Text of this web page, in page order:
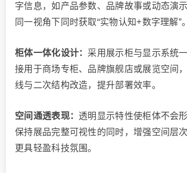
字信息，如产品参数、品牌故事或动态演
同一视角下同时获取“实物认知+数字理解”。
柜体一体化设计： 采用展示柜与显示系统
接用于商场专柜、品牌旗舰店或展览空间
线与二次结构改造，提升部署效率。
空间通透表现：透明显示特性使柜体不会
保持展品完整可视性的同时，增强空间层
更具轻盈科技氛围。